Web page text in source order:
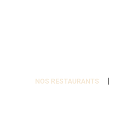
NOS RESTAURANTS